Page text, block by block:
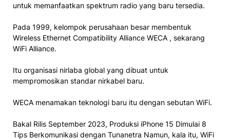
untuk memanfaatkan spektrum radio yang baru tersedia.
Pada 1999, kelompok perusahaan besar membentuk
Wireless Ethernet Compatibility Alliance WECA , sekarang
WiFi Alliance.
Itu organisasi nirlaba global yang dibuat untuk
mempromosikan standar nirkabel baru.
WECA menamakan teknologi baru itu dengan sebutan WiFi.
Bakal Rilis September 2023, Produksi iPhone 15 Dimulai 8
Tips Berkomunikasi dengan Tunanetra Namun, kala itu, WiFi